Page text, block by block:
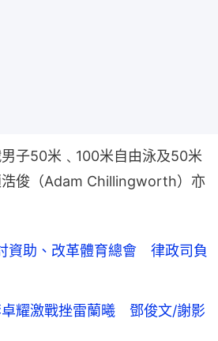
子50米﹑100米自由泳及50米
浩俊（Adam Chillingworth）亦
資助、改革體育總會 律政司負
卓耀激戰挫雷蘭曦 鄧俊文/謝影